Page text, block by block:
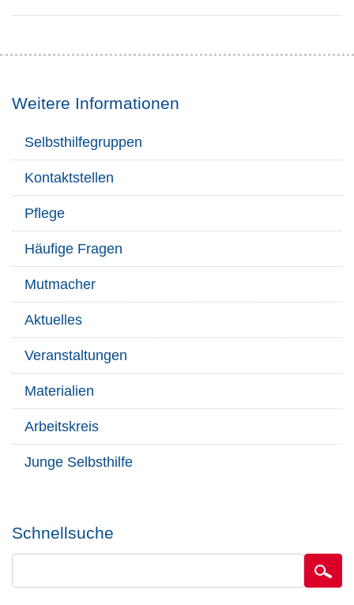
Weitere Informationen
Selbsthilfegruppen
Kontaktstellen
Pflege
Häufige Fragen
Mutmacher
Aktuelles
Veranstaltungen
Materialien
Arbeitskreis
Junge Selbsthilfe
Schnellsuche